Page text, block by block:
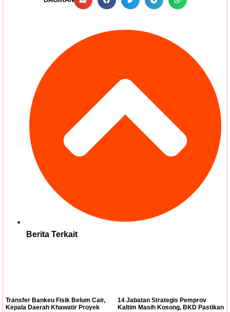
Berita Terkait
Transfer Bankeu Fisik Belum Cair,
Kepala Daerah Khawatir Proyek
14 Jabatan Strategis Pemprov
Kaltim Masih Kosong, BKD Pastikan